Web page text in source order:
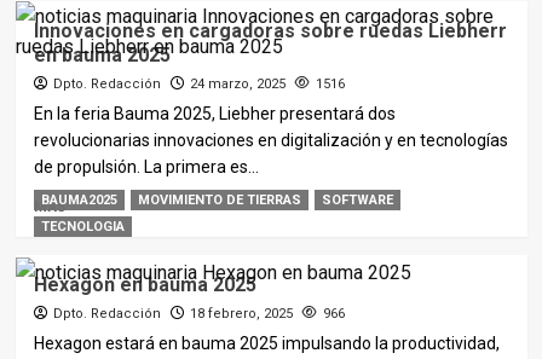
Innovaciones en cargadoras sobre ruedas Liebherr
en bauma 2025
Dpto. Redacción 24 marzo, 2025 1516
En la feria Bauma 2025, Liebher presentará dos
revolucionarias innovaciones en digitalización y en tecnologías
de propulsión. La primera es...
MÁS
BAUMA2025 MOVIMIENTO DE TIERRAS
SOFTWARE
TECNOLOGIA
Hexagon en bauma 2025
Dpto. Redacción 18 febrero, 2025 966
Hexagon estará en bauma 2025 impulsando la productividad,